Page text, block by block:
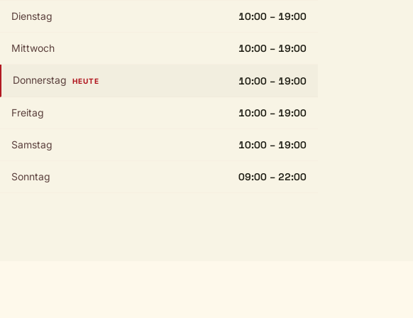
Dienstag 10:00 – 19:00
Mittwoch 10:00 – 19:00
Donnerstag HEUTE 10:00 – 19:00
Freitag 10:00 – 19:00
Samstag 10:00 – 19:00
Sonntag 09:00 – 22:00